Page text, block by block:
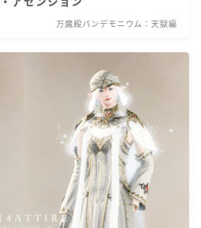
万魔殿パンデモニウム：天獄編